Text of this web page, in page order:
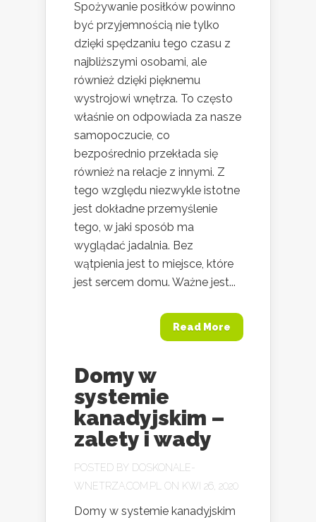
Spożywanie posiłków powinno
być przyjemnością nie tylko
dzięki spędzaniu tego czasu z
najbliższymi osobami, ale
również dzięki pięknemu
wystrojowi wnętrza. To często
właśnie on odpowiada za nasze
samopoczucie, co
bezpośrednio przekłada się
również na relacje z innymi. Z
tego względu niezwykle istotne
jest dokładne przemyślenie
tego, w jaki sposób ma
wyglądać jadalnia. Bez
wątpienia jest to miejsce, które
jest sercem domu. Ważne jest...
Read More
Domy w
systemie
kanadyjskim –
zalety i wady
POSTED BY DOSKONALE-
WNETRZA.COM.PL
ON KWI 26, 2020
Domy w systemie kanadyjskim